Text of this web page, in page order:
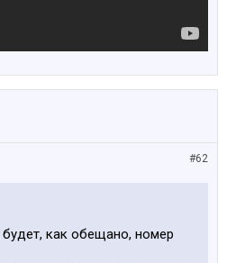
#62
как обещано, номер